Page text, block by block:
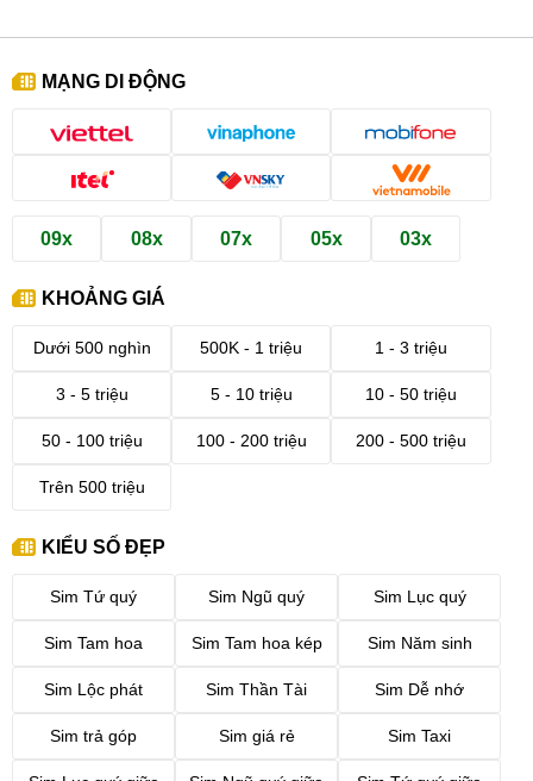
MẠNG DI ĐỘNG
09x 08x 07x 05x 03x
KHOẢNG GIÁ
Dưới 500 nghìn 500K - 1 triệu 1 - 3 triệu
3 - 5 triệu 5 - 10 triệu 10 - 50 triệu
50 - 100 triệu 100 - 200 triệu 200 - 500 triệu
Trên 500 triệu
KIỂU SỐ ĐẸP
Sim Tứ quý Sim Ngũ quý Sim Lục quý
Sim Tam hoa Sim Tam hoa kép Sim Năm sinh
Sim Lộc phát Sim Thần Tài Sim Dễ nhớ
Sim trả góp Sim giá rẻ Sim Taxi